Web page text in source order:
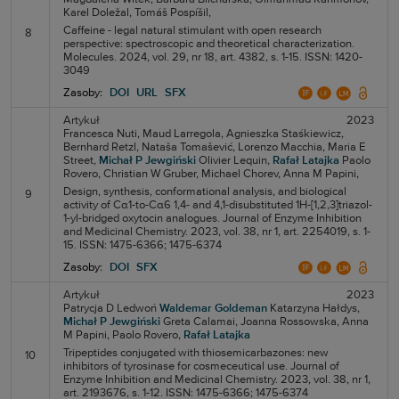
8
Karel Doležal, Tomáš Pospíšil,
Caffeine - legal natural stimulant with open research
perspective: spectroscopic and theoretical characterization.
Molecules. 2024, vol. 29, nr 18, art. 4382, s. 1-15. ISSN: 1420-
3049
Zasoby:
DOI URL SFX
9
Artykuł
2023
Francesca Nuti, Maud Larregola, Agnieszka Staśkiewicz,
Bernhard Retzl, Nataša Tomašević, Lorenzo Macchia, Maria E
Street, Michał P Jewgiński Olivier Lequin, Rafał Latajka Paolo
Rovero, Christian W Gruber, Michael Chorev, Anna M Papini,
Design, synthesis, conformational analysis, and biological
activity of Cα1-to-Cα6 1,4- and 4,1-disubstituted 1H-[1,2,3]triazol-
1-yl-bridged oxytocin analogues. Journal of Enzyme Inhibition
and Medicinal Chemistry. 2023, vol. 38, nr 1, art. 2254019, s. 1-
15. ISSN: 1475-6366; 1475-6374
Zasoby:
DOI SFX
10
Artykuł
2023
Patrycja D Ledwoń Waldemar Goldeman Katarzyna Hałdys,
Michał P Jewgiński Greta Calamai, Joanna Rossowska, Anna
M Papini, Paolo Rovero, Rafał Latajka
Tripeptides conjugated with thiosemicarbazones: new
inhibitors of tyrosinase for cosmeceutical use. Journal of
Enzyme Inhibition and Medicinal Chemistry. 2023, vol. 38, nr 1,
art. 2193676, s. 1-12. ISSN: 1475-6366; 1475-6374